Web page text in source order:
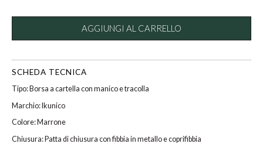
AGGIUNGI AL CARRELLO
SCHEDA TECNICA
Tipo: Borsa a cartella con manico e tracolla
Marchio: Ikunico
Colore: Marrone
Chiusura: Patta di chiusura con fibbia in metallo e coprifibbia